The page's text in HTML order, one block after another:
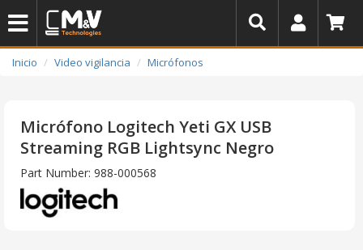
Inicio Video vigilancia Micrófonos
Micrófono Logitech Yeti GX USB
Streaming RGB Lightsync Negro
Part Number: 988-000568